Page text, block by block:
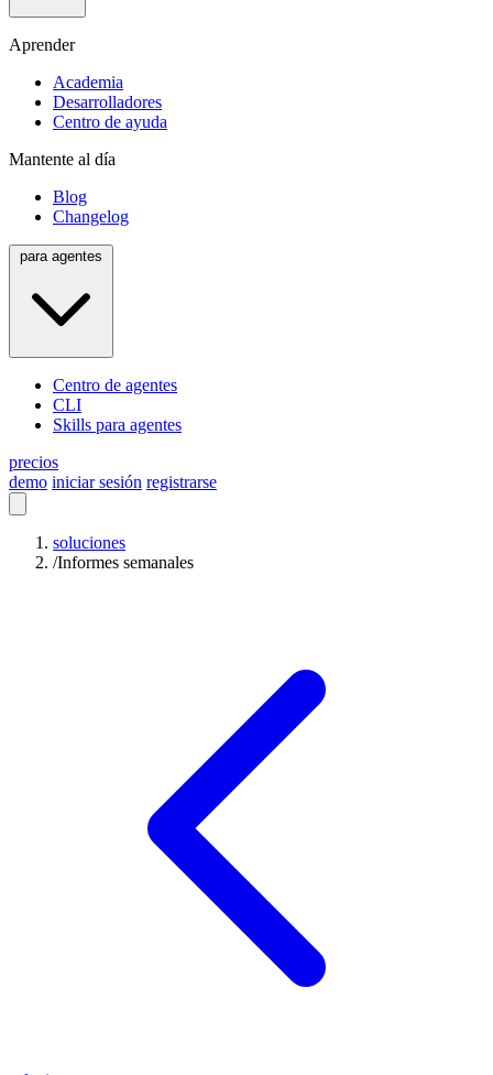
Aprender
Academia
Desarrolladores
Centro de ayuda
Mantente al día
Blog
Changelog
Centro de agentes
CLI
Skills para agentes
precios
demo iniciar sesión registrarse
soluciones
/Informes semanales